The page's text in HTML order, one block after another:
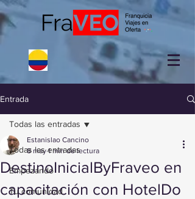
Entrada
Todas las entradas
Empezando
Tu comunidad
Todas las entradas
DestinoInicialByFraveo en
capacitación con HotelDo
Estanislao Cancino
8 may 1 min de lectura